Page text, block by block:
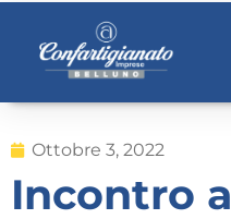
Ottobre 3, 2022
Incontro